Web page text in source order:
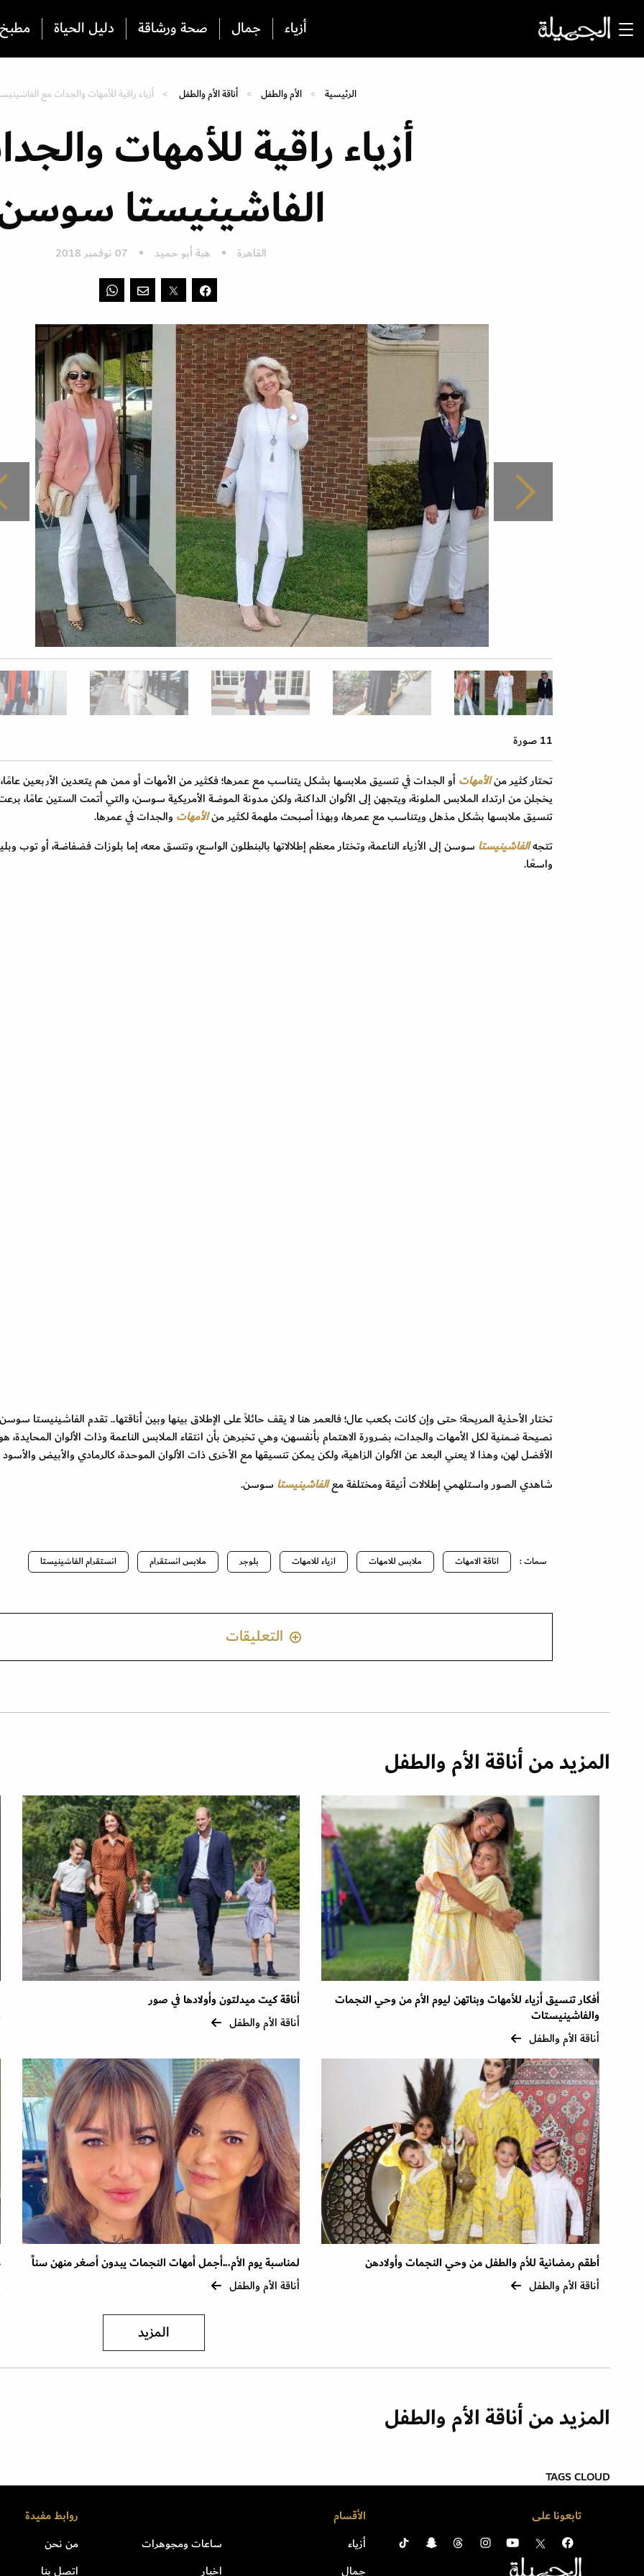
أزياء جمال صحة ورشاقة دليل الحياة مطبخ
الرئيسية الأم والطفل أناقة الأم والطفل أزياء راقية للأمهات والجدات مع
أزياء راقية للأمهات
الفاشينيستا
القاهرة هبة أبو حميد 07 نوفمبر 2018
11 صورة
تحتار كثير منالأمهاتأو الجدات في تنسيق ملابسها بشكل يتناسب مع عمرها؛ فكثير من الأمهات أو ممن هم يتعدين الأربعين عامًا،
يخجلن من ارتداء الملابس الملونة، ويتجهن إلى الألوان الداكنة، ولكن مدونة الموضة الأمريكية سوسن، والتي أتمت الستين عامًا،
تنسيق ملابسها بشكل مذهل ويتناسب مع عمرها، وبهذا أصبحت ملهمة لكثير منالأمهات والجدات في عمرها.
تتجهالفاشينيستا سوسن إلى الأزياء الناعمة، وتختار معظم إطلالاتها بالبنطلون الواسع، وتنسق معه، إما بلوزات فضفاضة، أو توب
واسعًا.
تختار الأحذية المريحة؛ حتى وإن كانت بكعب عال؛ فالعمر هنا لا يقف حائلاً على الإطلاق بينها وبين أناقتها.. تقدم الفاشينيستا سوسن
نصيحة ضمنية لكل الأمهات والجدات، بضرورة الاهتمام بأنفسهن، وهي تخبرهن بأن انتقاء الملابس الناعمة وذات الألوان المحايدة،
الأفضل لهن، وهذا لا يعني البعد عن الألوان الزاهية، ولكن يمكن تنسيقها مع الأخرى ذات الألوان الموحدة، كالرمادي والأبيض والأسود
شاهدي الصور واستلهمي إطلالات أنيقة ومختلفة معالفاشينيستا سوسن.
سمات : اناقة الامهات ملابس للامهات ازياء للامهات بلوجر ملابس انستقرام انستقرام الفاشينيستا
التعليقات
المزيد من أناقة الأم والطفل
أفكار تنسيق أزياء للأمهات وبناتهن ليوم الأم من وحي النجمات
والفاشينيستات
أناقة الأم والطفل
أناقة كيت ميدلتون وأولادها في صور
أناقة الأم والطفل
أطقم رمضانية للأم والطفل من وحي النجمات وأولادهن
أناقة الأم والطفل
لمناسبة يوم الأم...أجمل أمهات النجمات يبدون أصغر منهن سناً
أناقة الأم والطفل
المزيد
المزيد من أناقة الأم والطفل
TAGS CLOUD
تابعونا على الأقسام
أزياء
جمال
ساعات ومجوهرات
اخبار
روابط مفيدة
من نحن
اتصل بنا